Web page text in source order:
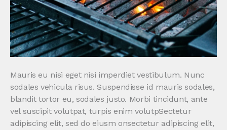
Mauris eu nisi eget nisi imperdiet vestibulum. Nunc
sodales vehicula risus. Suspendisse id mauris sodales,
blandit tortor eu, sodales justo. Morbi tincidunt, ante
vel suscipit volutpat, turpis enim volutpSectetur
adipiscing elit, sed do eiusm onsectetur adipiscing elit,